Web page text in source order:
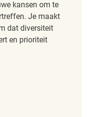
kansen om te
Je maakt
dat diversiteit
en prioriteit